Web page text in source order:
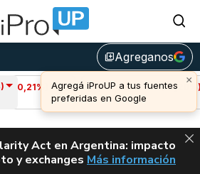
library_addAgreganos
Avalanche
(-0,20%)
u$s 6,46
ALERTA
Act en Argentina: impacto
y exchanges CLARITY ACT EN
Más información